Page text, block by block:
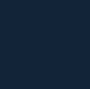
наклон,